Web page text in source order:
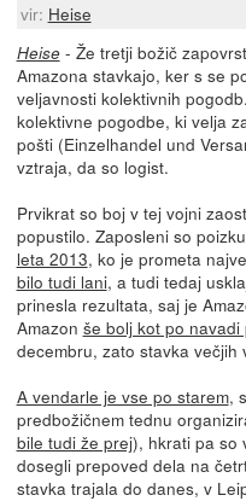
vir: Heise
Heise- Že tretji božič
Amazona stavkajo, ker s se
veljavnosti kolektivnih
kolektivne pogodbe, ki velja
pošti (Einzelhandel und
vztraja, da so logist.
Prvikrat so boj v tej vojni
popustilo. Zaposleni so
leta 2013, ko je prometa
bilo tudi lani, a tudi tedaj
prinesla rezultata, saj je
Amazon še bolj kot po navadi
decembru, zato stavka večjih
A vendarle je vse po starem,
predbožičnem tednu
bile tudi že prej), hkrati pa so
dosegli prepoved dela na
stavka trajala do danes, v